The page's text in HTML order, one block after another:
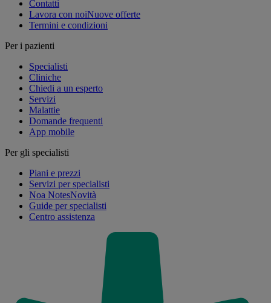
Contatti
Lavora con noiNuove offerte
Termini e condizioni
Per i pazienti
Specialisti
Cliniche
Chiedi a un esperto
Servizi
Malattie
Domande frequenti
App mobile
Per gli specialisti
Piani e prezzi
Servizi per specialisti
Noa NotesNovità
Guide per specialisti
Centro assistenza